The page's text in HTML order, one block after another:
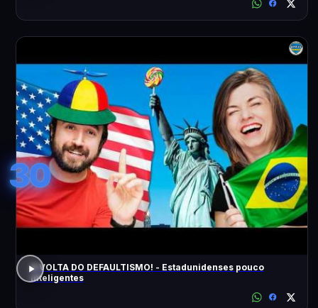
30
A VOLTA DO DEFAULTISMO! - Estadunidenses pouco
inteligentes